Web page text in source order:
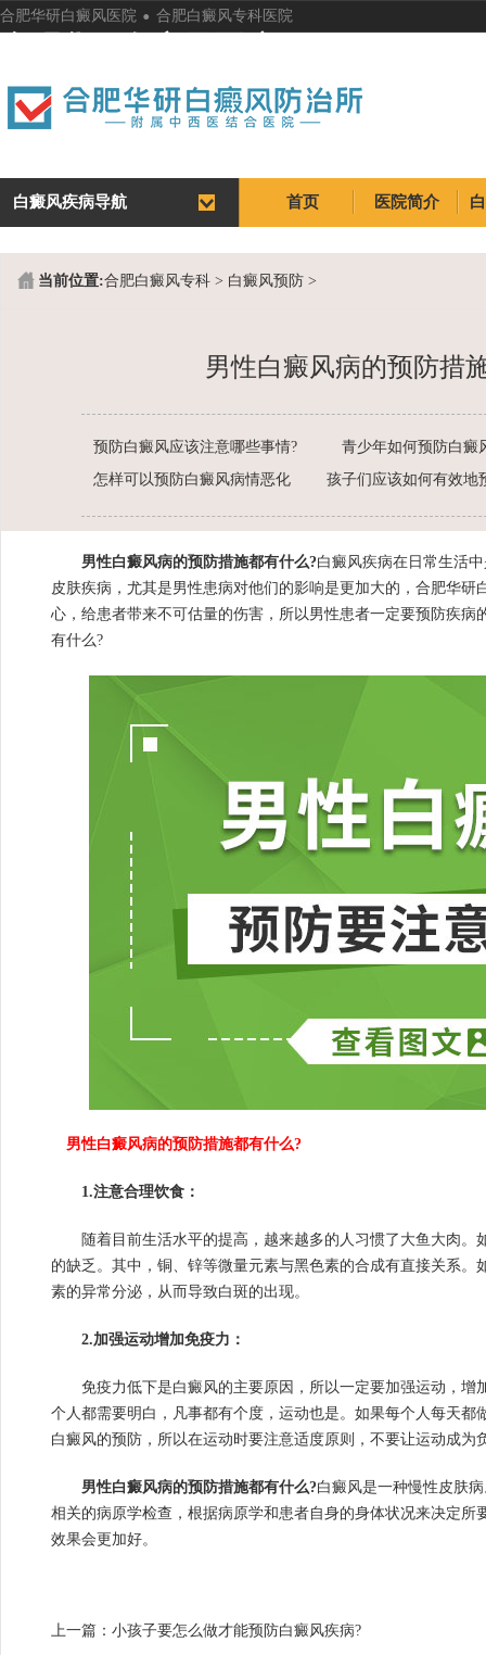
合肥华研白癜风医院 . 合肥白癜风专科医院
首页
首页
医院简介
医院简介
白癜风疾病导航
当前位置:合肥白癜风专科 > 白癜风预防 >
男性白癜风病的预防措
预防白癜风应该注意哪些事情?
青少年如何预防白癜
怎样可以预防白癜风病情恶化
男性白癜风病的预防措施都有什么?白癜风疾病在日常生活
皮肤疾病，尤其是男性患病对他们的影响是更加大的，合肥华研
心，给患者带来不可估量的伤害，所以男性患者一定要预防疾病
有什么?
男性白癜风病的预防措施都有什么?
1.注意合理饮食：
随着目前生活水平的提高，越来越多的人习惯了大鱼大肉。
的缺乏。其中，铜、锌等微量元素与黑色素的合成有直接关系。
素的异常分泌，从而导致白斑的出现。
2.加强运动增加免疫力：
免疫力低下是白癜风的主要原因，所以一定要加强运动，增
个人都需要明白，凡事都有个度，运动也是。如果每个人每天都
白癜风的预防，所以在运动时要注意适度原则，不要让运动成为
男性白癜风病的预防措施都有什么?白癜风是一种慢性皮肤
相关的病原学检查，根据病原学和患者自身的身体状况来决定所
效果会更加好。
上一篇：小孩子要怎么做才能预防白癜风疾病?